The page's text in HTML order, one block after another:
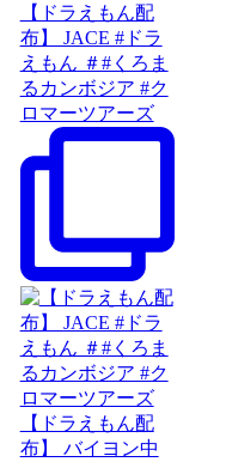
【ドラえもん配
布】 JACE #ドラ
えもん ＃#くろま
るカンボジア #ク
ロマーツアーズ
【ドラえもん配
布】 バイヨン中